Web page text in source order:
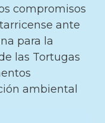
compromisos
ante
para la
las Tortugas
ambiental